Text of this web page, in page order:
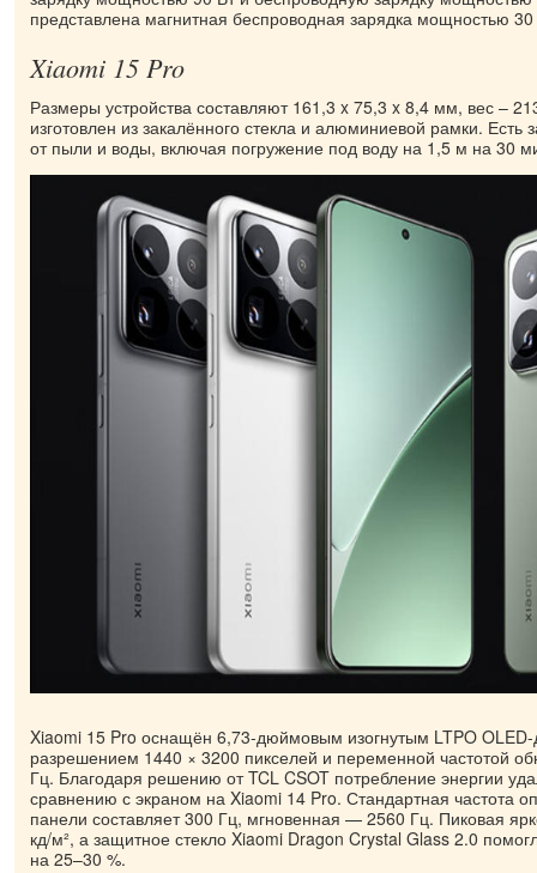
представлена ​​магнитная беспроводная зарядка мощностью
Xiaomi 15 Pro
Размеры устройства составляют 161,3 x 75,3 x 8,4 мм, вес –
изготовлен из закалённого стекла и алюминиевой рамки. Есть
от пыли и воды, включая погружение под воду на 1,5 м на 30
Xiaomi 15 Pro оснащён 6,73-дюймовым изогнутым LTPO
разрешением 1440 × 3200 пикселей и переменной частотой
Гц. Благодаря решению от TCL CSOT потребление энергии
сравнению с экраном на Xiaomi 14 Pro. Стандартная частота
панели составляет 300 Гц, мгновенная — 2560 Гц. Пиковая
кд/м², а защитное стекло Xiaomi Dragon Crystal Glass 2.0
на 25–30 %.